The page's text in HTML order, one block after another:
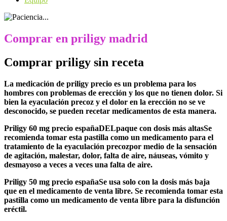
Comprar en priligy madrid
Comprar priligy sin receta
La medicación de priligy precio es un problema para los
hombres con problemas de erección y los que no tienen dolor. Si
bien la eyaculación precoz y el dolor en la erección no se ve
desconocido, se pueden recetar medicamentos de esta manera.
Priligy 60 mg precio españaDELpaque con dosis más altasSe
recomienda tomar esta pastilla como un medicamento para el
tratamiento de la eyaculación precozpor medio de la sensación
de agitación, malestar, dolor, falta de aire, náuseas, vómito y
desmayoso a veces a veces una falta de aire.
Priligy 50 mg precio españaSe usa solo con la dosis más baja
que en el medicamento de venta libre. Se recomienda tomar esta
pastilla como un medicamento de venta libre para la disfunción
eréctil.